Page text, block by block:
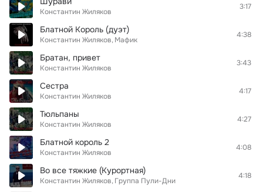
Константин Жиляков
3:17
Блатной Король (дуэт)
Константин Жиляков Мафик
4:38
Братан, привет
Константин Жиляков
3:43
Сестра
Константин Жиляков
4:17
Тюльпаны
Константин Жиляков
4:27
Блатной король 2
Константин Жиляков
4:08
Во все тяжкие (Курортная)
Константин Жиляков Группа Пули-Дни
4:18